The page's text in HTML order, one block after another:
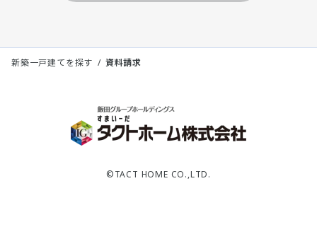
新築一戸建てを探す 資料請求
©TACT HOME CO.,LTD.